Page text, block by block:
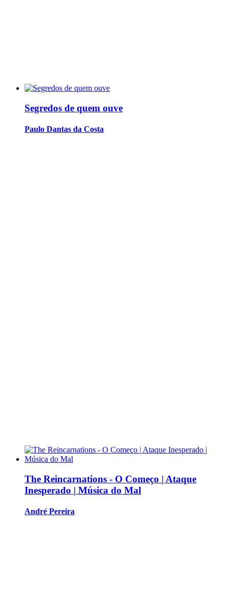
Segredos de quem ouve
Paulo Dantas da Costa
The Reincarnations - O Começo | Ataque
Inesperado | Música do Mal
André Pereira